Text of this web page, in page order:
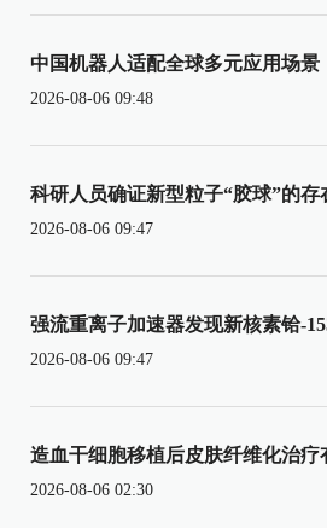
中国机器人适配全球多元应用场景
2026-08-06 09:48
科研人员确证新型粒子“胶球”的存
2026-08-06 09:47
强流重离子加速器发现新核素铪-
2026-08-06 09:47
造血干细胞移植后皮肤纤维化治疗
2026-08-06 02:30